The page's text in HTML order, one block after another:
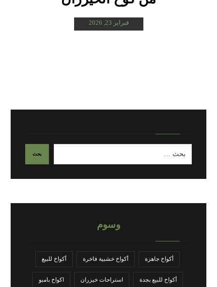
فبراير 23, 2026
وسوم
أكواخ جاهزة أكواخ خشبية فاخرة أكواخ للبيع
أكواخ للبيع بجدة استراحات خيزران اكواخ بامبو